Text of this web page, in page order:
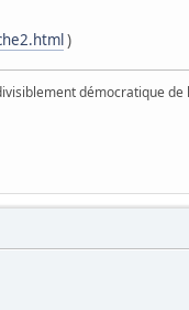
)
démocratique